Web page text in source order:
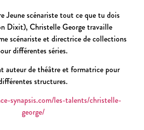
Jeune scénariste tout ce que tu dois
Dixit), Christelle George travaille
scénariste et directrice de collections
différentes séries.
auteur de théâtre et formatrice pour
structures.
synapsis.com/les-talents/christelle-
george/